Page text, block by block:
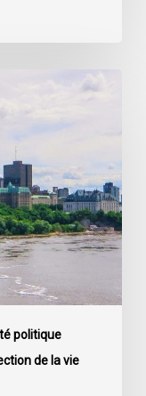
politique
de la vie